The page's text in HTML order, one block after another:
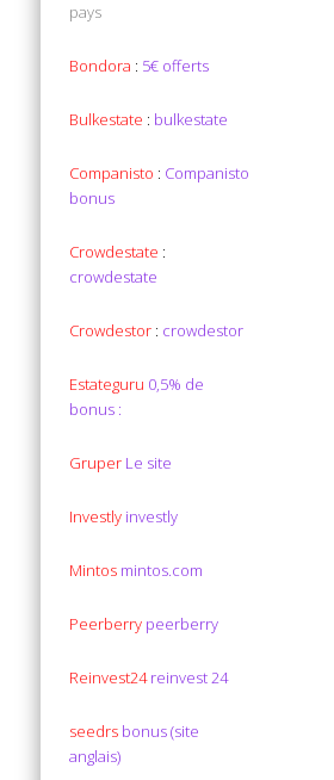
pays
Bondora : 5€ offerts
Bulkestate : bulkestate
Companisto : Companisto
bonus
Crowdestate :
crowdestate
Crowdestor : crowdestor
Estateguru 0,5% de
bonus :
Gruper Le site
Investly investly
Mintos mintos.com
Peerberry peerberry
Reinvest24 reinvest 24
seedrs bonus (site
anglais)